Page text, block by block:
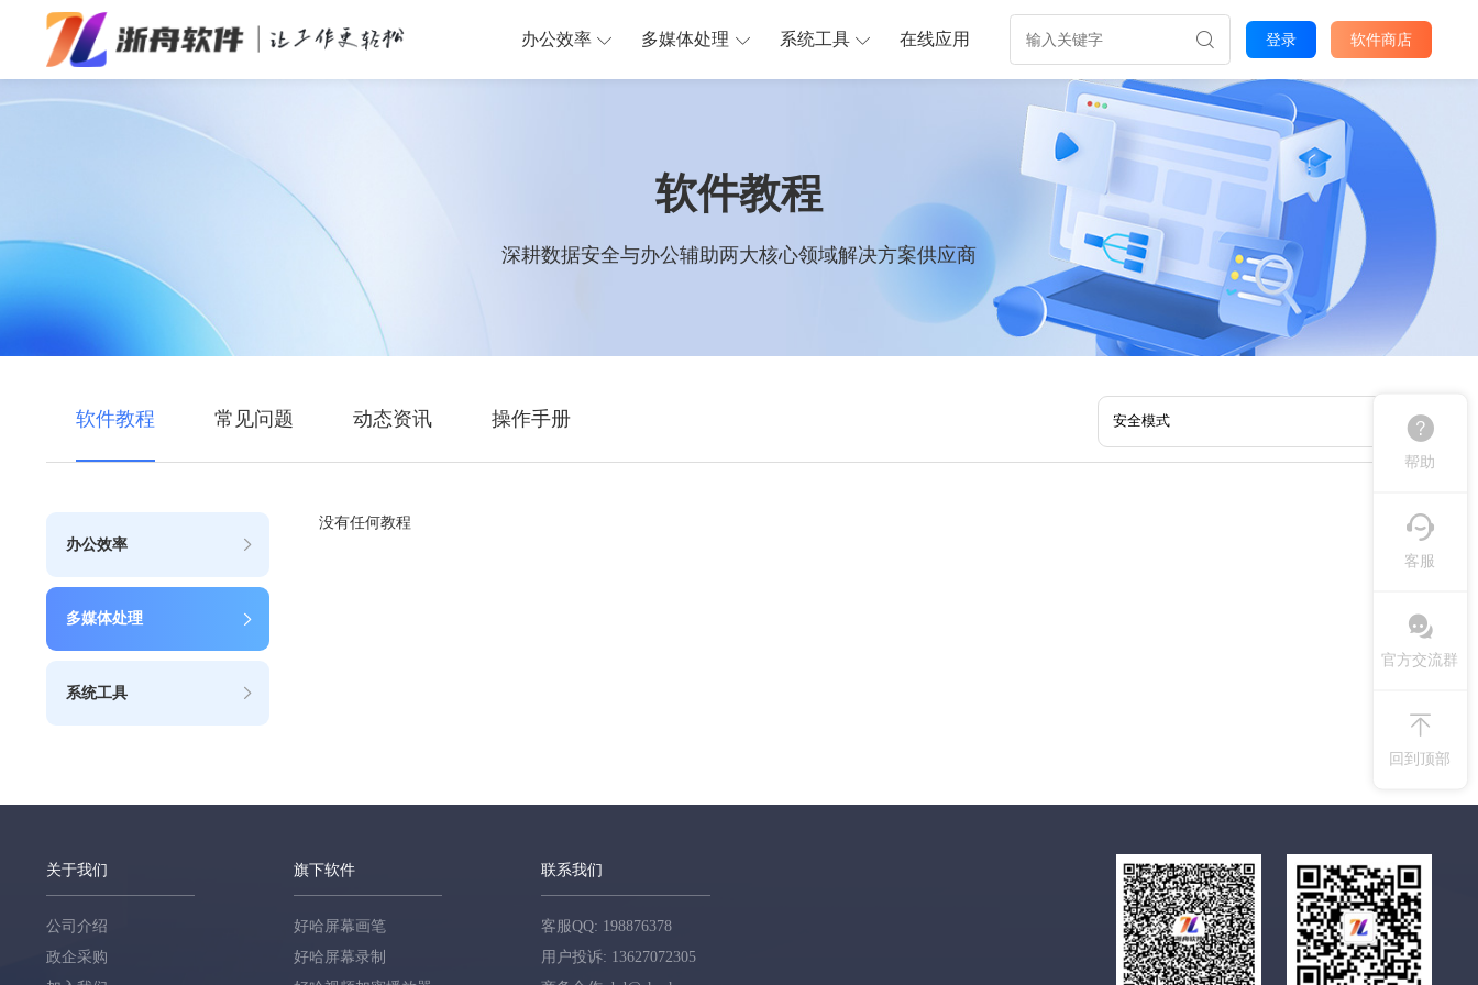
办公效率
办公效率 多媒体处理 系统工具 在线应用 登录 软件商店
软件教程
深耕数据安全与办公辅助两大核心领域解决方案供应商
软件教程 常见问题 动态资讯 操作手册
办公效率
多媒体处理
系统工具
没有任何教程
关于我们
公司介绍
政企采购
旗下软件
好哈屏幕画笔
好哈屏幕录制
联系我们
客服QQ: 198876378
用户投诉: 13627072305
帮助
客服
官方交流群
回到顶部